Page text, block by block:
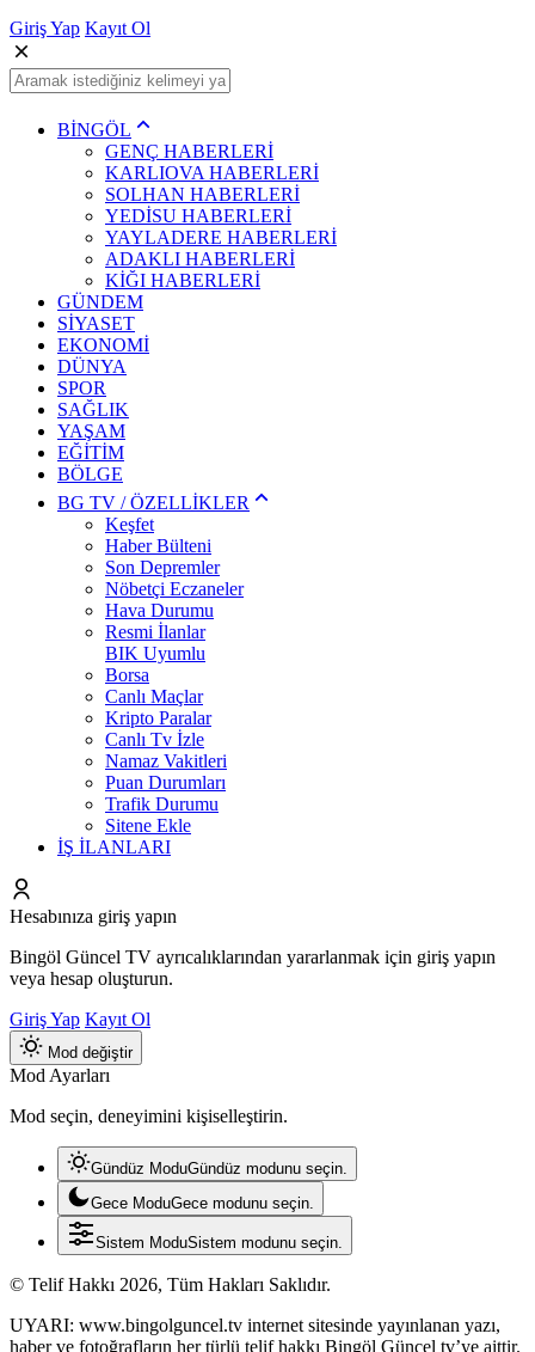
Giriş Yap Kayıt Ol
BİNGÖL
GENÇ HABERLERİ
KARLIOVA HABERLERİ
SOLHAN HABERLERİ
YEDİSU HABERLERİ
YAYLADERE HABERLERİ
ADAKLI HABERLERİ
KİĞI HABERLERİ
GÜNDEM
SİYASET
EKONOMİ
DÜNYA
SPOR
SAĞLIK
YAŞAM
EĞİTİM
BÖLGE
BG TV / ÖZELLİKLER
Keşfet
Haber Bülteni
Son Depremler
Nöbetçi Eczaneler
Hava Durumu
Resmi İlanlar
BIK Uyumlu
Borsa
Canlı Maçlar
Kripto Paralar
Canlı Tv İzle
Namaz Vakitleri
Puan Durumları
Trafik Durumu
Sitene Ekle
İŞ İLANLARI
Hesabınıza giriş yapın
Bingöl Güncel TV ayrıcalıklarından yararlanmak için giriş yapın
veya hesap oluşturun.
Giriş Yap Kayıt Ol
Mod değiştir
Mod Ayarları
Mod seçin, deneyimini kişiselleştirin.
Gündüz ModuGündüz modunu seçin.
Gece ModuGece modunu seçin.
Sistem ModuSistem modunu seçin.
© Telif Hakkı 2026, Tüm Hakları Saklıdır.
UYARI: www.bingolguncel.tv internet sitesinde yayınlanan yazı,
haber ve fotoğrafların her türlü telif hakkı Bingöl Güncel tv’ye aittir.